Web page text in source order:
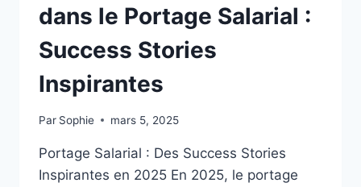
INSPIRANTES
D’INDÉPENDANTS
dans le Portage Salarial :
Success Stories
Inspirantes
Par Sophie mars 5, 2025
Portage Salarial : Des Success Stories
Inspirantes en 2025 En 2025, le portage